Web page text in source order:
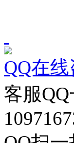
QQ在线
客服